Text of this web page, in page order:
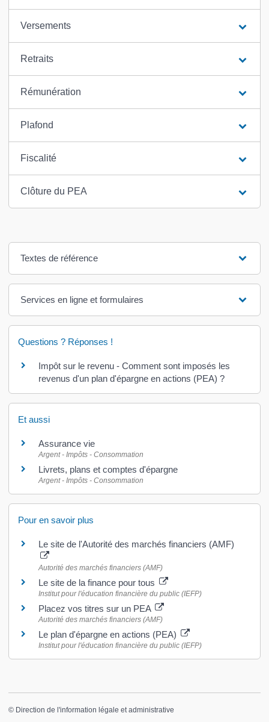
Versements
Retraits
Rémunération
Plafond
Fiscalité
Clôture du PEA
Textes de référence
Services en ligne et formulaires
Questions ? Réponses !
Impôt sur le revenu - Comment sont imposés les
revenus d'un plan d'épargne en actions (PEA) ?
Et aussi
Assurance vie
Argent - Impôts - Consommation
Livrets, plans et comptes d'épargne
Argent - Impôts - Consommation
Pour en savoir plus
Le site de l'Autorité des marchés financiers (AMF)
Autorité des marchés financiers (AMF)
Le site de la finance pour tous
Institut pour l'éducation financière du public (IEFP)
Placez vos titres sur un PEA
Autorité des marchés financiers (AMF)
Le plan d'épargne en actions (PEA)
Institut pour l'éducation financière du public (IEFP)
© Direction de l'information légale et administrative